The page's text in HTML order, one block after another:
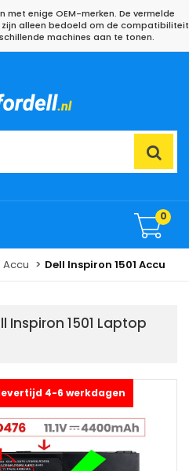
enige OEM-merken. De vermelde
alleen bedoeld om de compatibiliteit
machines aan te tonen.
0
Accu Dell Inspiron 1501 Accu
Inspiron 1501 Laptop
4-6 werkdagen